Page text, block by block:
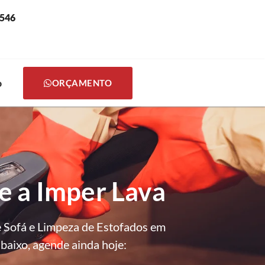
ORÇAMENTO
a Imper Lava
e Limpeza de Estofados em
agende ainda hoje: